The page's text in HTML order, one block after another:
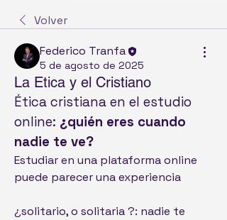
Volver
Federico Tranfa
5 de agosto de 2025
La Etica y el Cristiano
Ética cristiana en el estudio
online: ¿quién eres cuando
nadie te ve?
Estudiar en una plataforma online
puede parecer una experiencia
¿solitario, o solitaria ?: nadie te